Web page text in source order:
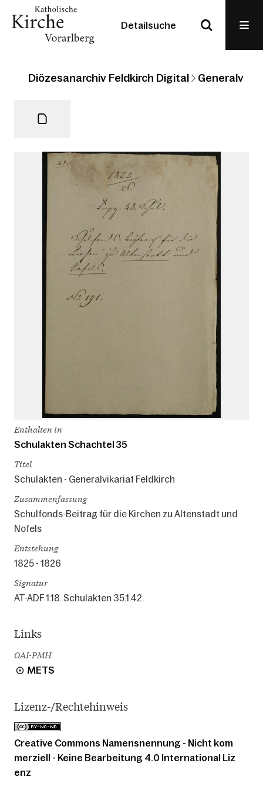
Detailsuche
Diözesanarchiv Feldkirch Digital
Enthalten in
Schulakten Schachtel 35
Titel
Schulakten - Generalvikariat Feldkirch
Zusammenfassung
Schulfonds-Beitrag für die Kirchen zu Altenstadt und
Nofels
Entstehung
1825 - 1826
Signatur
AT-ADF 1.18. Schulakten 35.1.42.
Links
OAI-PMH
METS
Lizenz-/Rechtehinweis
Creative Commons Namensnennung - Nicht kom
merziell - Keine Bearbeitung 4.0 International Liz
enz